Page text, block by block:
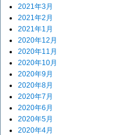
2021年3月
2021年2月
2021年1月
2020年12月
2020年11月
2020年10月
2020年9月
2020年8月
2020年7月
2020年6月
2020年5月
2020年4月